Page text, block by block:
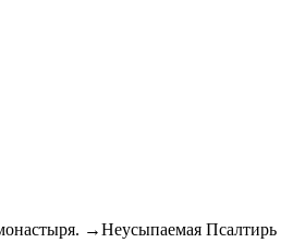
→Неусыпаемая Псалтирь